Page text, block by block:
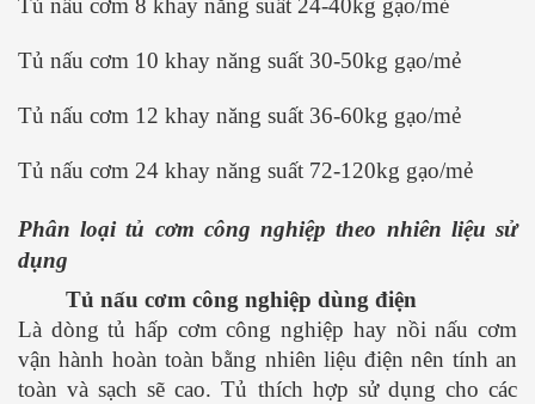
Tủ nấu cơm 10 khay năng suất 30-50kg gạo/mẻ
Tủ nấu cơm 12 khay năng suất 36-60kg gạo/mẻ
Tủ nấu cơm 24 khay năng suất 72-120kg gạo/mẻ
Phân loại tủ cơm công nghiệp theo nhiên liệu sử
dụng
Tủ nấu cơm công nghiệp dùng điện
Là dòng tủ hấp cơm công nghiệp hay nồi nấu cơm
vận hành hoàn toàn bằng nhiên liệu điện nên tính an
toàn và sạch sẽ cao. Tủ thích hợp sử dụng cho các